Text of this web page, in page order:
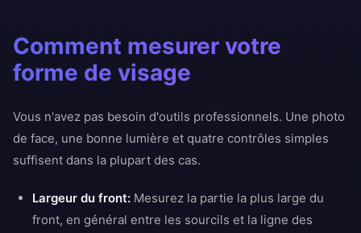
Comment mesurer votre
forme de visage
Vous n'avez pas besoin d'outils professionnels. Une photo
de face, une bonne lumière et quatre contrôles simples
suffisent dans la plupart des cas.
Largeur du front: Mesurez la partie la plus large du
front, en général entre les sourcils et la ligne des